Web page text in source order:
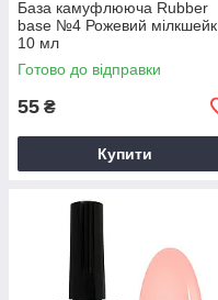
База камуфлююча Rubber
base №4 Рожевий мілкшейк
10 мл
Готово до відправки
55 ₴
Купити